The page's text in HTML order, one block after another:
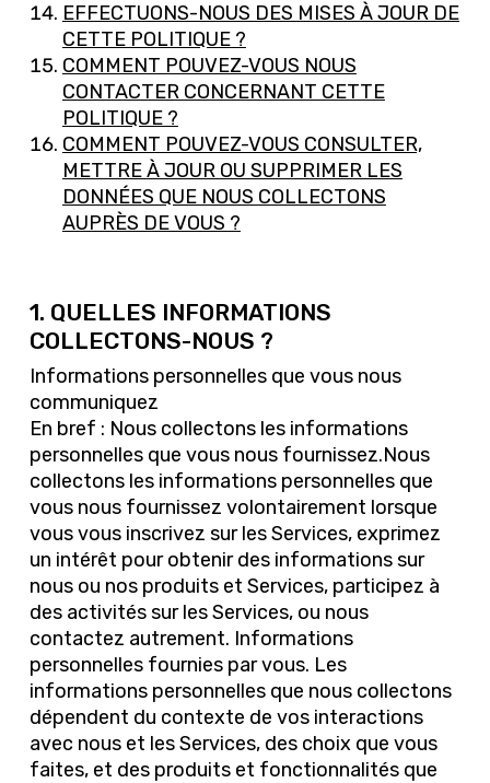
EFFECTUONS-NOUS DES MISES À JOUR DE
CETTE POLITIQUE ?
COMMENT POUVEZ-VOUS NOUS
CONTACTER CONCERNANT CETTE
POLITIQUE ?
COMMENT POUVEZ-VOUS CONSULTER,
METTRE À JOUR OU SUPPRIMER LES
DONNÉES QUE NOUS COLLECTONS
AUPRÈS DE VOUS ?
1. QUELLES INFORMATIONS
COLLECTONS-NOUS ?
Informations personnelles que vous nous
communiquez
En bref : Nous collectons les informations
personnelles que vous nous fournissez.Nous
collectons les informations personnelles que
vous nous fournissez volontairement lorsque
vous vous inscrivez sur les Services, exprimez
un intérêt pour obtenir des informations sur
nous ou nos produits et Services, participez à
des activités sur les Services, ou nous
contactez autrement. Informations
personnelles fournies par vous. Les
informations personnelles que nous collectons
dépendent du contexte de vos interactions
avec nous et les Services, des choix que vous
faites, et des produits et fonctionnalités que